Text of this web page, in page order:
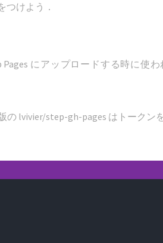
つけよう．
にアップロードする時に使わ
の lvivier/step-gh-pages はトークン